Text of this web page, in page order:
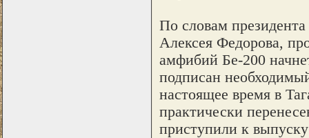
По словам
Алексея Федорова,
амфибий Бе-200
подписан
настоящее время в
практически
приступили к